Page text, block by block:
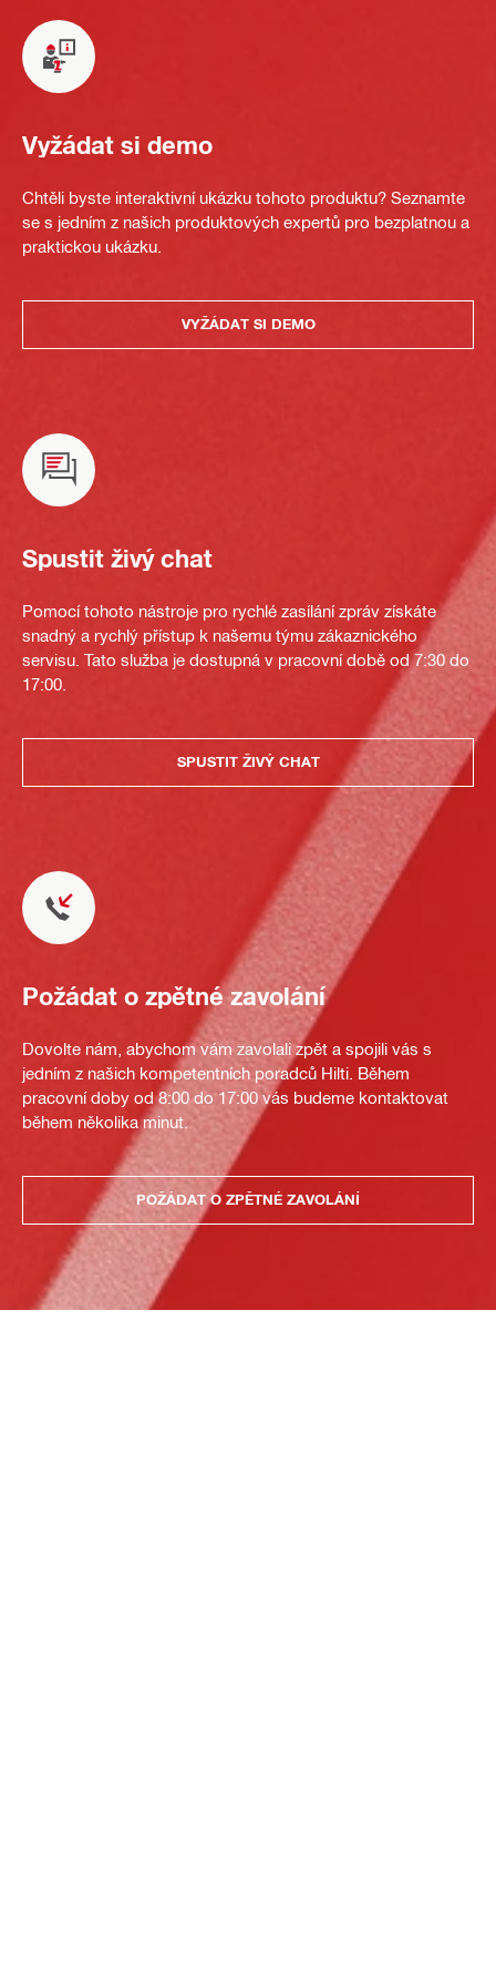
Vyžádat si demo
Chtěli byste interaktivní ukázku tohoto produktu? Seznamte
se s jedním z našich produktových expertů pro bezplatnou a
praktickou ukázku.
VYŽÁDAT SI DEMO
Spustit živý chat
Pomocí tohoto nástroje pro rychlé zasílání zpráv získáte
snadný a rychlý přístup k našemu týmu zákaznického
servisu. Tato služba je dostupná v pracovní době od 7:30 do
17:00.
SPUSTIT ŽIVÝ CHAT
Požádat o zpětné zavolání
Dovolte nám, abychom vám zavolali zpět a spojili vás s
jedním z našich kompetentních poradců Hilti. Během
pracovní doby od 8:00 do 17:00 vás budeme kontaktovat
během několika minut.
POŽÁDAT O ZPĚTNÉ ZAVOLÁNÍ